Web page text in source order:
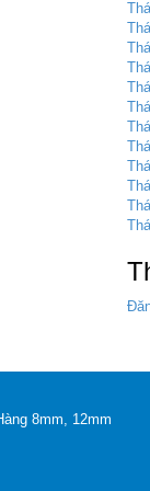
8mm, 12mm